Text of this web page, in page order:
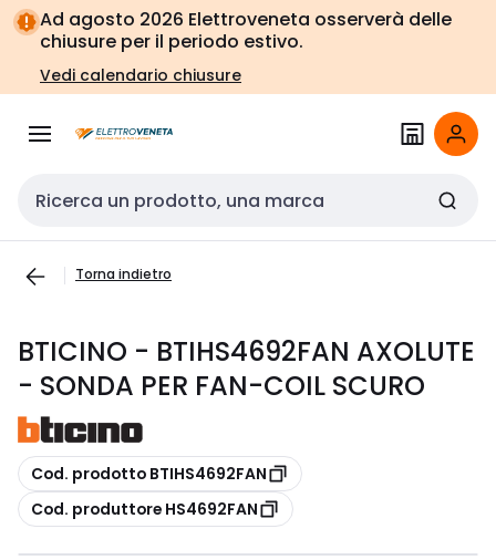
Vai alla
navigazione
Vai
alla
pagina
Ad agosto 2026 Elettroveneta osserverà delle
chiusure per il periodo estivo.
Vedi calendario chiusure
Cerca input
Torna indietro
BTICINO - BTIHS4692FAN AXOLUTE
- SONDA PER FAN-COIL SCURO
copia
Cod. prodotto BTIHS4692FAN
copia
Cod. produttore HS4692FAN